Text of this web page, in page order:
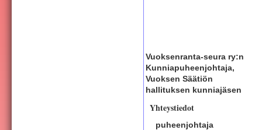
Vuoksenranta-seura ry:n
Kunniapuheenjohtaja,
Vuoksen Säätiön
hallituksen kunniajäsen
Yhteystiedot
puheenjohtaja